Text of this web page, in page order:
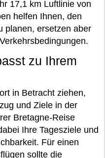
17,1 km Luftlinie von
helfen Ihnen, den
planen, ersetzen aber
zu Ihrem
in Betracht ziehen,
und Ziele in der
Bretagne-Reise
Ihre Tagesziele und
Für einen
sollte die